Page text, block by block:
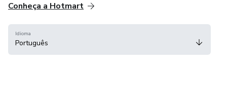
Conheça a Hotmart
Idioma
Português